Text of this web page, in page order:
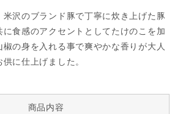
米沢のブランド豚で丁寧に炊き上げた豚
に食感のアクセントとしてたけのこを加
椒の身を入れる事で爽やかな香りが大人
に仕上げました。
商品内容